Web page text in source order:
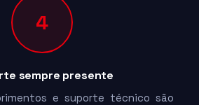
4
sempre presente
e suporte técnico são